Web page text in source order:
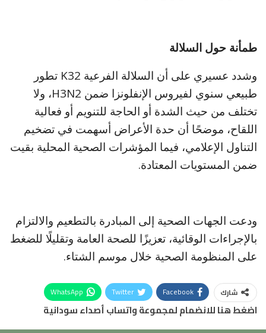
طمأنة حول السلالة
وشدد عسيري على أن السلالة الفرعية K32 تطور
طبيعي سنوي لفيروس الإنفلونزا ضمن H3N2، ولا
تختلف من حيث الشدة أو الحاجة للتنويم أو فعالية
اللقاح، موضحًا أن حدة الأعراض أسهمت في تضخيم
التناول الإعلامي، فيما المؤشرات الصحية المحلية بقيت
ضمن المستويات المعتادة.
ودعت الجهات الصحية إلى المبادرة بالتطعيم والالتزام
بالإجراءات الوقائية، تعزيزًا للصحة العامة وتقليلًا للضغط
على المنظومة الصحية خلال موسم الشتاء.
شارك Facebook
Twitter
WhatsApp
اضغط هنا للانضمام لمجموعة واتساب أصداء سودانية